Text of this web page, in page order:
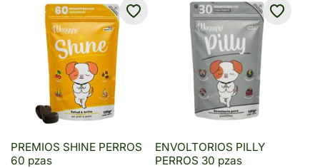
PREMIOS SHINE PERROS
60 pzas
ENVOLTORIOS PILLY
PERROS 30 pzas